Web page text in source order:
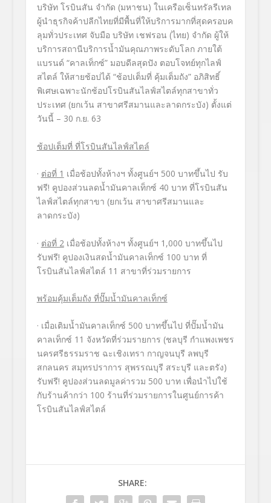
บริษัท โรบินสัน จำกัด (มหาชน) ในเครือเซ็นทรัลรีเทล
ผู้นำธุรกิจค้าปลีกไทยที่มีพื้นที่ให้บริการมากที่สุดครอบค
ลุมทั่วประเทศ จับมือ บริษัท เชฟรอน (ไทย) จำกัด ผู้ให้
บริการสถานีบริการน้ำมันคุณภาพระดับโลก ภายใต้
แบรนด์ “คาลเท็กซ์” มอบดีลสุดปัง ตอบโจทย์ทุกไลฟ์
สไตล์ ให้สายช้อปได้ “ช้อปเต็มที่ คุ้มเต็มถัง” อภิสิทธิ์
พิเศษเฉพาะนักช้อปโรบินสันไลฟ์สไตล์ทุกสาขาทั่ว
ประเทศ(ยกเว้น สาขาศรีสมานและลาดกระบัง) ตั้งแต่
วันนี้ – 30 ก.ย. 63
ช้อปเต็มที่ ที่โรบินสันไลฟ์สไตล์
· ต่อที่ 1 เมื่อช้อปทั้งห้างฯ ทั้งศูนย์ฯ 500 บาทขึ้นไป รับ
ฟรี! คูปองส่วนลดน้ำมันคาลเท็กซ์ 40 บาท ที่โรบินสัน
ไลฟ์สไตล์ทุกสาขา (ยกเว้น สาขาศรีสมานและ
ลาดกระบัง)
· ต่อที่ 2 เมื่อช้อปทั้งห้างฯ ทั้งศูนย์ฯ 1,000 บาทขึ้นไป
รับฟรี! คูปองเงินสดน้ำมันคาลเท็กซ์ 100 บาท ที่
โรบินสันไลฟ์สไตล์ 11 สาขาที่ร่วมรายการ
พร้อมคุ้มเต็มถัง ที่ปั๊มน้ำมันคาลเท็กซ์
· เมื่อเติมน้ำมันคาลเท็กซ์ 500 บาทขึ้นไป ที่ปั๊มน้ำมัน
คาลเท็กซ์ 11 จังหวัดที่ร่วมรายการ (ชลบุรี กำแพงเพชร
นครศรีธรรมราช ฉะเชิงเทรา กาญจนบุรี ลพบุรี
สกลนคร สมุทรปราการ สุพรรณบุรี สระบุรี และตรัง)
รับฟรี! คูปองส่วนลดมูลค่ารวม 500 บาท เพื่อนำไปใช้
กับร้านค้ากว่า 100 ร้านที่ร่วมรายการในศูนย์การค้า
โรบินสันไลฟ์สไตล์
SHARE: